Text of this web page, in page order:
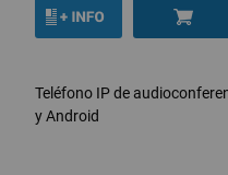
Teléfono IP de
y Android